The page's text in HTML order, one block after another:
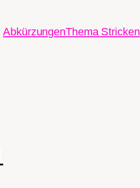
AbkürzungenThema Stricken